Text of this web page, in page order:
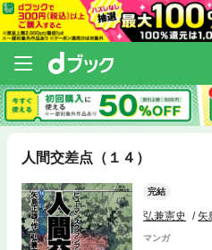
人間交差点（１４）
完結
弘兼憲史 矢
マンガ